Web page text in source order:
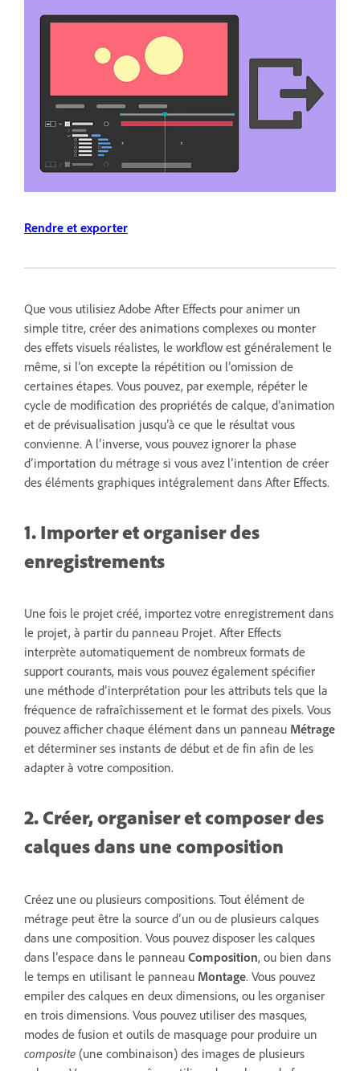
Rendre et exporter
Que vous utilisiez Adobe After Effects pour animer un
simple titre, créer des animations complexes ou monter
des effets visuels réalistes, le workflow est généralement le
même, si l’on excepte la répétition ou l’omission de
certaines étapes. Vous pouvez, par exemple, répéter le
cycle de modification des propriétés de calque, d’animation
et de prévisualisation jusqu’à ce que le résultat vous
convienne. A l’inverse, vous pouvez ignorer la phase
d’importation du métrage si vous avez l’intention de créer
des éléments graphiques intégralement dans After Effects.
1. Importer et organiser des
enregistrements
Une fois le projet créé, importez votre enregistrement dans
le projet, à partir du panneau Projet. After Effects
interprète automatiquement de nombreux formats de
support courants, mais vous pouvez également spécifier
une méthode d’interprétation pour les attributs tels que la
fréquence de rafraîchissement et le format des pixels. Vous
pouvez afficher chaque élément dans un panneau Métrage
et déterminer ses instants de début et de fin afin de les
adapter à votre composition.
2. Créer, organiser et composer des
calques dans une composition
Créez une ou plusieurs compositions. Tout élément de
métrage peut être la source d’un ou de plusieurs calques
dans une composition. Vous pouvez disposer les calques
dans l’espace dans le panneau Composition, ou bien dans
le temps en utilisant le panneau Montage. Vous pouvez
empiler des calques en deux dimensions, ou les organiser
en trois dimensions. Vous pouvez utiliser des masques,
modes de fusion et outils de masquage pour produire un
composite (une combinaison) des images de plusieurs